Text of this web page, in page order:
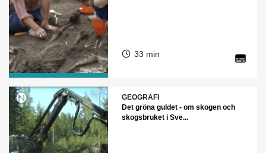
33 min
GEOGRAFI
Det gröna guldet - om skogen och
skogsbruket i Sve...